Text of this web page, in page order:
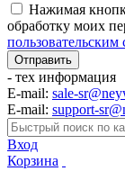
Нажимая
обработку моих
- тех информация
E-mail: sale-
E-mail: support-
Вход
Корзина